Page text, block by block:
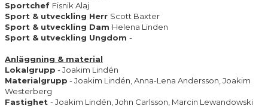
Sportchef Fisnik Alaj
Sport & utveckling Herr Scott Baxter
Sport & utveckling Dam Helena Linden
Sport & utveckling Ungdom -
Anläggning & material
Lokalgrupp - Joakim Lindén
Materialgrupp - Joakim Lindén, Anna-Lena Andersson, Joakim
Westerberg
Fastighet - Joakim Lindén, John Carlsson, Marcin Lewandowski